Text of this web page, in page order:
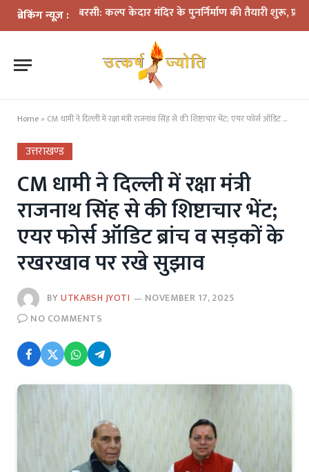
ब्रेकिंग न्यूज़ :
बरसी: कल्प केदार मंदिर के पुनर्निर्माण की तैयारी शुरू, प्रभावितों के
Home » CM धामी ने दिल्ली में रक्षा मंत्री राजनाथ सिंह से की शिष्टाचार भेंट; एयर फोर्स ऑडिट ब्रांच व सड़कों के रखरखाव पर रखे सुझाव
उत्तराखण्ड
CM धामी ने दिल्ली में रक्षा मंत्री
राजनाथ सिंह से की शिष्टाचार भेंट;
एयर फोर्स ऑडिट ब्रांच व सड़कों के
रखरखाव पर रखे सुझाव
BYUTKARSH JYOTI
NOVEMBER 17, 2025
NO COMMENTS